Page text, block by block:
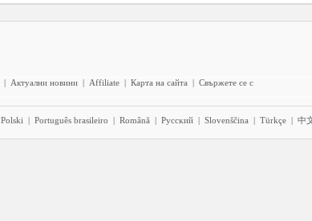
| Актуални новини | Affiliate | Карта на сайта | Свържете се с
Polski | Português brasileiro | Română | Pyccĸий | Slovenščina | Türkçe | 中